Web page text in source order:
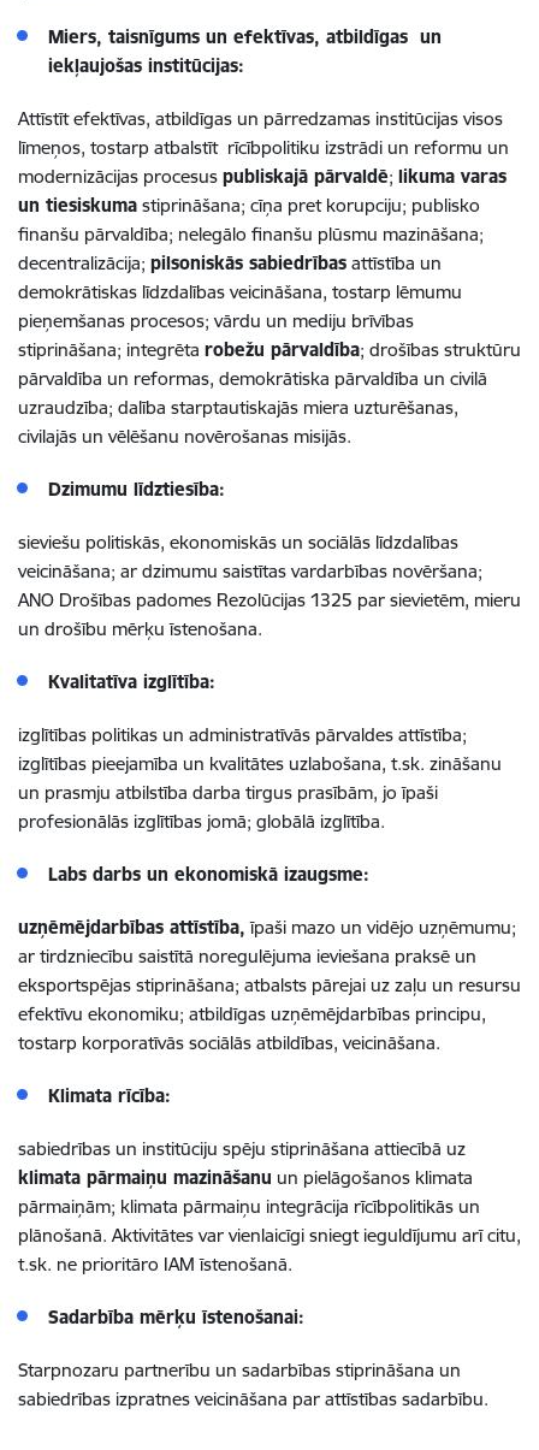
Miers, taisnīgums un efektīvas, atbildīgas un
iekļaujošas institūcijas:
Attīstīt efektīvas, atbildīgas un pārredzamas institūcijas visos
līmeņos, tostarp atbalstīt rīcībpolitiku izstrādi un reformu un
modernizācijas procesus publiskajā pārvaldē; likuma varas
un tiesiskuma stiprināšana; cīņa pret korupciju; publisko
finanšu pārvaldība; nelegālo finanšu plūsmu mazināšana;
decentralizācija; pilsoniskās sabiedrības attīstība un
demokrātiskas līdzdalības veicināšana, tostarp lēmumu
pieņemšanas procesos; vārdu un mediju brīvības
stiprināšana; integrēta robežu pārvaldība; drošības struktūru
pārvaldība un reformas, demokrātiska pārvaldība un civilā
uzraudzība; dalība starptautiskajās miera uzturēšanas,
civilajās un vēlēšanu novērošanas misijās.
Dzimumu līdztiesība:
sieviešu politiskās, ekonomiskās un sociālās līdzdalības
veicināšana; ar dzimumu saistītas vardarbības novēršana;
ANO Drošības padomes Rezolūcijas 1325 par sievietēm, mieru
un drošību mērķu īstenošana.
Kvalitatīva izglītība:
izglītības politikas un administratīvās pārvaldes attīstība;
izglītības pieejamība un kvalitātes uzlabošana, t.sk. zināšanu
un prasmju atbilstība darba tirgus prasībām, jo īpaši
profesionālās izglītības jomā; globālā izglītība.
Labs darbs un ekonomiskā izaugsme:
uzņēmējdarbības attīstība, īpaši mazo un vidējo uzņēmumu;
ar tirdzniecību saistītā noregulējuma ieviešana praksē un
eksportspējas stiprināšana; atbalsts pārejai uz zaļu un resursu
efektīvu ekonomiku; atbildīgas uzņēmējdarbības principu,
tostarp korporatīvās sociālās atbildības, veicināšana.
Klimata rīcība:
sabiedrības un institūciju spēju stiprināšana attiecībā uz
klimata pārmaiņu mazināšanu un pielāgošanos klimata
pārmaiņām; klimata pārmaiņu integrācija rīcībpolitikās un
plānošanā. Aktivitātes var vienlaicīgi sniegt ieguldījumu arī citu,
t.sk. ne prioritāro IAM īstenošanā.
Sadarbība mērķu īstenošanai:
Starpnozaru partnerību un sadarbības stiprināšana un
sabiedrības izpratnes veicināšana par attīstības sadarbību.